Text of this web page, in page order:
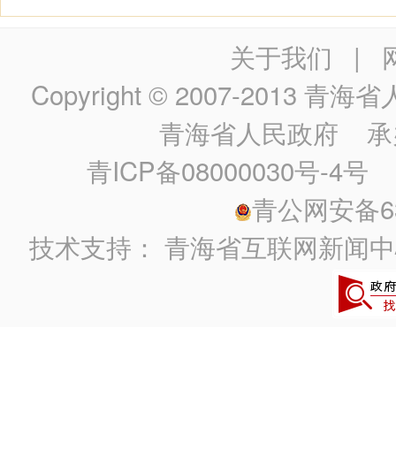
关于我们 |
Copyright © 2007-2013 青海省
青海省人民政府 承
青ICP备08000030号-4号
青公网安备
技术支持：青海省互联网新闻